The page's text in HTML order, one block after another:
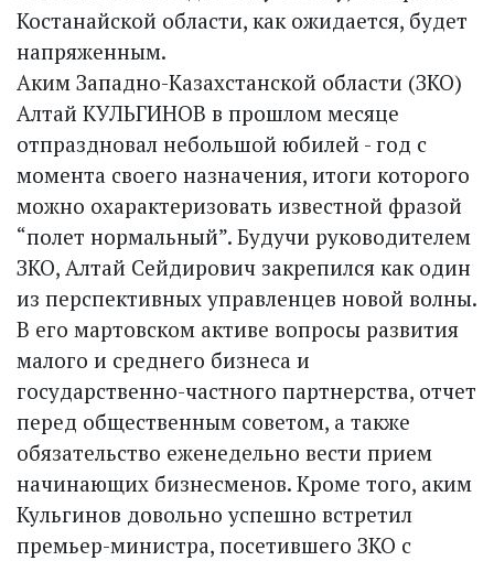
Костанайской области, как ожидается, будет
напряженным.
Аким Западно-Казахстанской области (ЗКО)
Алтай КУЛЬГИНОВ в прошлом месяце
отпраздновал небольшой юбилей - год с
момента своего назначения, итоги которого
можно охарактеризовать известной фразой
“полет нормальный”. Будучи руководителем
ЗКО, Алтай Сейдирович закрепился как один
из перспективных управленцев новой волны.
В его мартовском активе вопросы развития
малого и среднего бизнеса и
государственно-частного партнерства, отчет
перед общественным советом, а также
обязательство еженедельно вести прием
начинающих бизнесменов. Кроме того, аким
Кульгинов довольно успешно встретил
премьер-министра, посетившего ЗКО с